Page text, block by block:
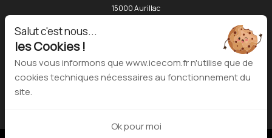
15000 Aurillac
Salut c'est nous...
les Cookies !
Nous vous informons que www.icecom.fr n'utilise que de
cookies techniques nécessaires au fonctionnement du
site.
Ok pour moi